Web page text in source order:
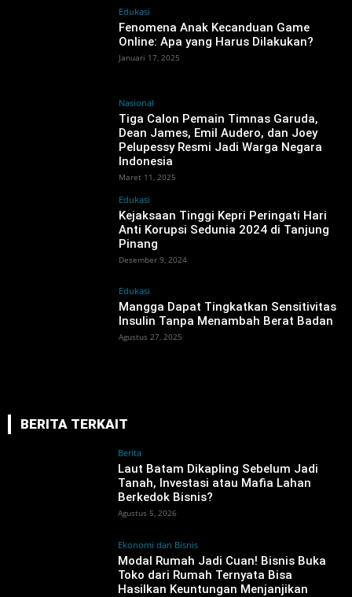
Edukasi
Fenomena Anak Kecanduan Game
Online: Apa yang Harus Dilakukan?
Januari 17, 2025
Nasional
Tiga Calon Pemain Timnas Garuda,
Dean James, Emil Audero, dan Joey
Pelupessy Resmi Jadi Warga Negara
Indonesia
Maret 11, 2025
Edukasi
Kejaksaan Tinggi Kepri Peringati Hari
Anti Korupsi Sedunia 2024 di Tanjung
Pinang
Desember 9, 2024
Edukasi
Mangga Dapat Tingkatkan Sensitivitas
Insulin Tanpa Menambah Berat Badan
Agustus 27, 2025
BERITA TERKAIT
Berita
‎Laut Batam Dikapling Sebelum Jadi
Tanah, Investasi atau Mafia Lahan
Berkedok Bisnis?
Agustus 5, 2026
Ekonomi dan Bisnis
Modal Rumah Jadi Cuan! Bisnis Buka
Toko dari Rumah Ternyata Bisa
Hasilkan Keuntungan Menjanjikan